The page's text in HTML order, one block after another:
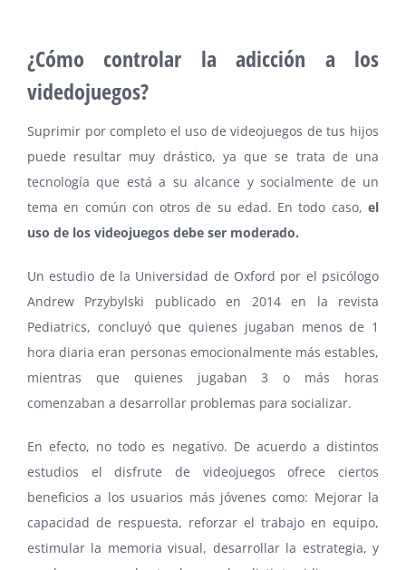
¿Cómo controlar la adicción a los
videdojuegos?
Suprimir por completo el uso de videojuegos de tus hijos
puede resultar muy drástico, ya que se trata de una
tecnología que está a su alcance y socialmente de un
tema en común con otros de su edad. En todo caso, el
uso de los videojuegos debe ser moderado.
Un estudio de la Universidad de Oxford por el psicólogo
Andrew Przybylski publicado en 2014 en la revista
Pediatrics, concluyó que quienes jugaban menos de 1
hora diaria eran personas emocionalmente más estables,
mientras que quienes jugaban 3 o más horas
comenzaban a desarrollar problemas para socializar.
En efecto, no todo es negativo. De acuerdo a distintos
estudios el disfrute de videojuegos ofrece ciertos
beneficios a los usuarios más jóvenes como: Mejorar la
capacidad de respuesta, reforzar el trabajo en equipo,
estimular la memoria visual, desarrollar la estrategia, y